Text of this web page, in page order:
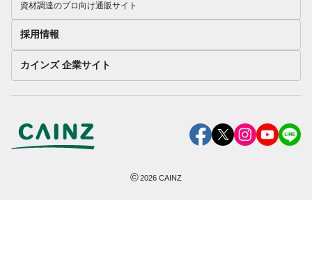
資材調達のプロ向け通販サイト
採用情報
カインズ 企業サイト
©2026 CAINZ